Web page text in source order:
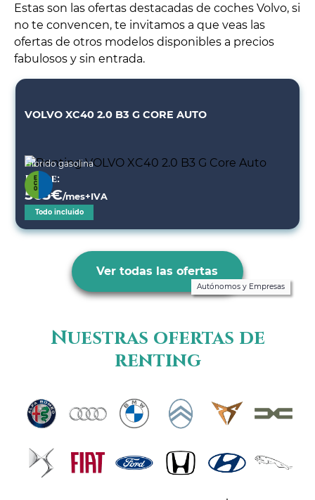
Estas son las ofertas destacadas de coches Volvo, si
no te convencen, te invitamos a que veas las
ofertas de otros modelos disponibles a precios
fabulosos y sin entrada.
VOLVO XC40 2.0 B3 G CORE AUTO
Híbrido gasolina
Autónomos y Empresas
Desde:
565€/mes+IVA
Todo incluido
Ver todas las ofertas
Nuestras ofertas de
renting